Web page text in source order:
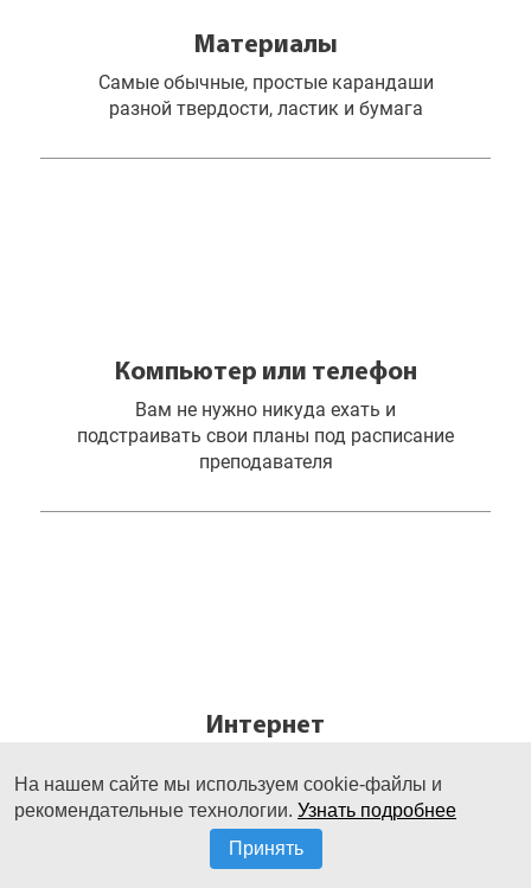
Материалы
Самые обычные, простые карандаши
разной твердости, ластик и бумага
Компьютер или телефон
Вам не нужно никуда ехать и
подстраивать свои планы под расписание
преподавателя
Интернет
угодно из любой точки земного шара
На нашем сайте мы используем cookie-файлы и
рекомендательные технологии. Узнать подробнее
Принять